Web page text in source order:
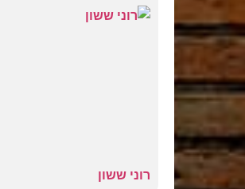
רוני ששון